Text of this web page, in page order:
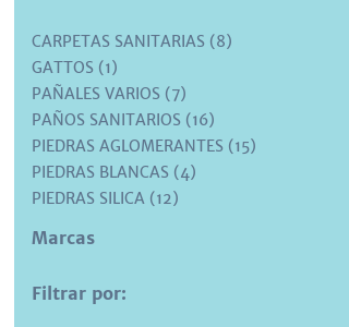
CARPETAS SANITARIAS (8)
GATTOS (1)
PAÑALES VARIOS (7)
PAÑOS SANITARIOS (16)
PIEDRAS AGLOMERANTES (15)
PIEDRAS BLANCAS (4)
PIEDRAS SILICA (12)
Marcas
Filtrar por: